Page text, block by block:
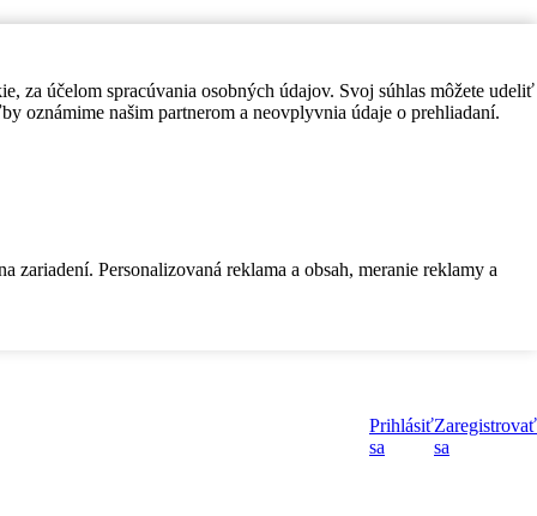
za účelom spracúvania osobných údajov. Svoj súhlas môžete udeliť
oznámime našim partnerom a neovplyvnia údaje o prehliadaní.
Personalizovaná reklama a obsah, meranie reklamy a
Prihlásiť
sa
Zaregistrovať
sa